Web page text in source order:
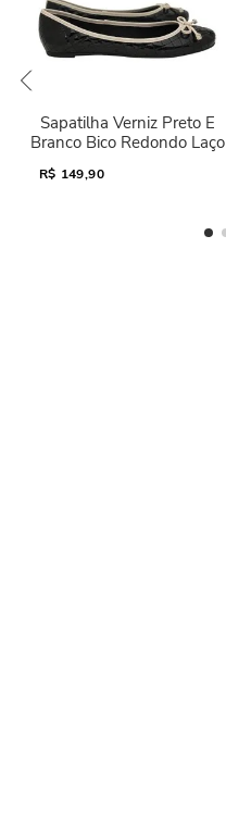
Sapatilha Verniz Preto E
Branco Bico Redondo Laço
R$ 149,90